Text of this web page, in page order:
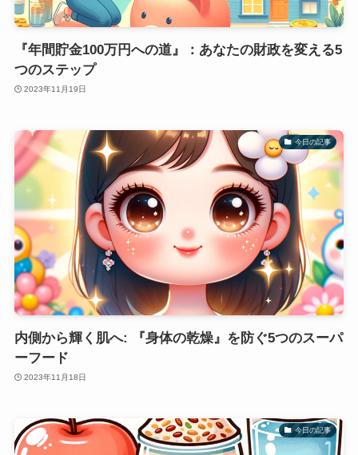
『年間貯金100万円への道』：あなたの財政を変える5
つのステップ
2023年11月19日
今日の記事
内側から輝く肌へ: 『身体の乾燥』を防ぐ5つのスーパ
ーフード
2023年11月18日
今日の記事